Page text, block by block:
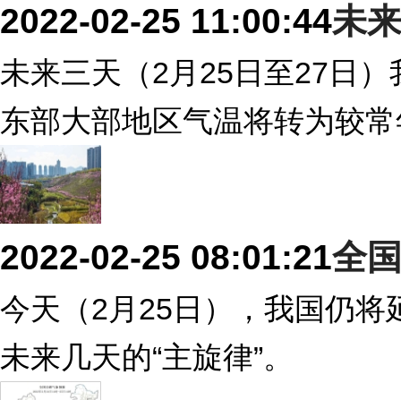
2022-02-25 11:00:44未
未来三天（2月25日至27日
东部大部地区气温将转为较
2022-02-25 08:01:21全
今天（2月25日），我国仍
未来几天的“主旋律”。